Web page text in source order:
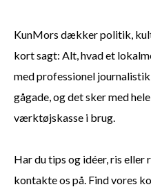
KunMors dækker politik,
kort sagt: Alt, hvad et
med professionel
gågade, og det sker med
værktøjskasse i brug.
Har du tips og idéer, ris eller
kontakte os på. Find vores